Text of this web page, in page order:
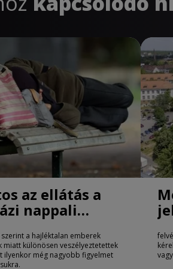
az ellátás a
nappali
a hajléktalan emberek
miatt különösen veszélyeztetettek
ilyenkor még nagyobb figyelmet